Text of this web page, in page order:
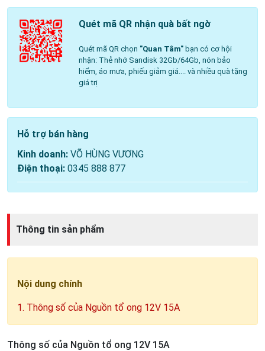
Quét mã QR nhận quà bất ngờ
Quét mã QR chọn "Quan Tâm"bạn có cơ hội
nhận: Thẻ nhớ Sandisk 32Gb/64Gb, nón bảo
hiểm, áo mưa, phiếu giảm giá.... và nhiều quà tặng
giá trị
Hỗ trợ bán hàng
Kinh doanh: VÕ HÙNG VƯƠNG
Điện thoại: 0345 888 877
Thông tin sản phẩm
Nội dung chính
1. Thông số của Nguồn tổ ong 12V 15A
Thông số của Nguồn tổ ong 12V 15A